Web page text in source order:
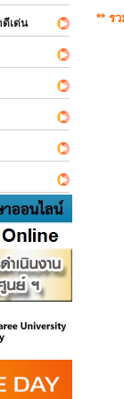
เด่น ** ร